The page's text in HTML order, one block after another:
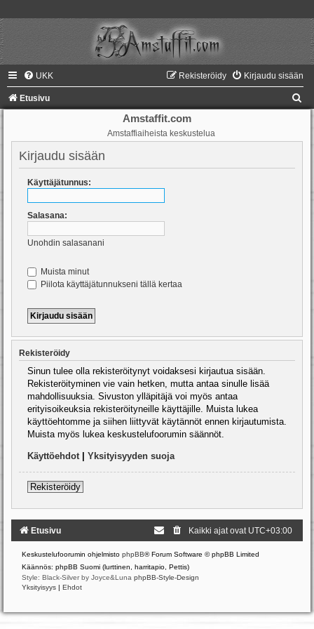
UKK Kirjaudu sisään
Rekisteröidy
Etusivu
Amstaffit.com
Amstaffiaiheista keskustelua
Kirjaudu sisään
Käyttäjätunnus:
Salasana:
Unohdin salasanani
Muista minut
Piilota käyttäjätunnukseni tällä kertaa
Rekisteröidy
Sinun tulee olla rekisteröitynyt voidaksesi kirjautua sisään.
Rekisteröityminen vie vain hetken, mutta antaa sinulle lisää
mahdollisuuksia. Sivuston ylläpitäjä voi myös antaa
erityisoikeuksia rekisteröityneille käyttäjille. Muista lukea
käyttöehtomme ja siihen liittyvät käytännöt ennen kirjautumista.
Muista myös lukea keskustelufoorumin säännöt.
Käyttöehdot Yksityisyyden suoja
Rekisteröidy
Etusivu Kaikki ajat ovat UTC+03:00
Keskustelufoorumin ohjelmisto phpBB® Forum Software © phpBB Limited
Käännös: phpBB Suomi (lurttinen, harritapio, Pettis)
Style: Black-Silver by Joyce&Luna phpBB-Style-Design
Yksityisyys | Ehdot